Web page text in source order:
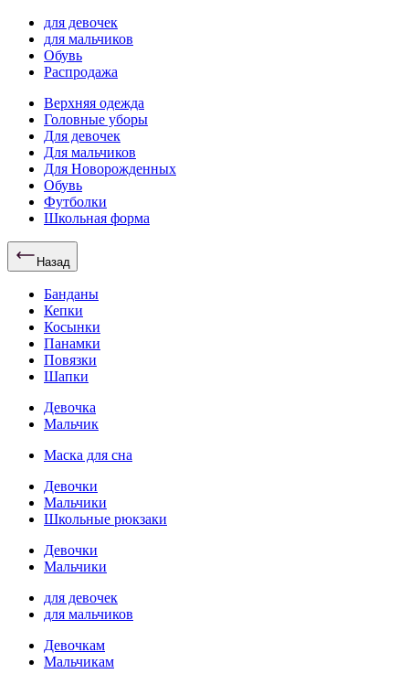
для девочек
для мальчиков
Обувь
Распродажа
Верхняя одежда
Головные уборы
Для девочек
Для мальчиков
Для Новорожденных
Обувь
Футболки
Школьная форма
Назад
Банданы
Кепки
Косынки
Панамки
Повязки
Шапки
Девочка
Мальчик
Маска для сна
Девочки
Мальчики
Школьные рюкзаки
Девочки
Мальчики
для девочек
для мальчиков
Девочкам
Мальчикам